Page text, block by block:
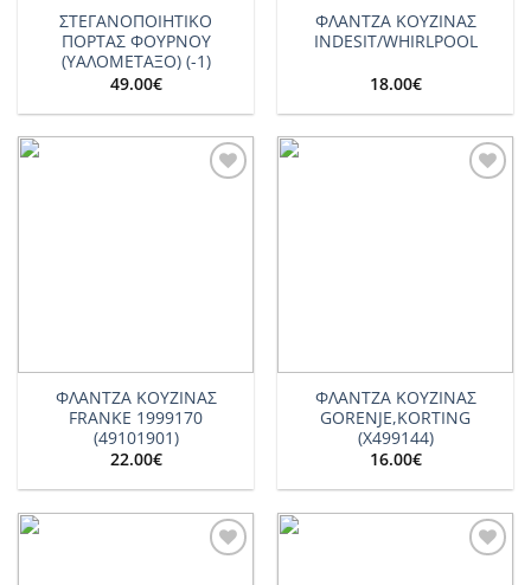
ΣΤΕΓΑΝΟΠΟΙΗΤΙΚΟ
ΠΟΡΤΑΣ ΦΟΥΡΝΟΥ
(ΥΑΛΟΜΕΤΑΞΟ) (-1)
49.00€
ΦΛΑΝΤΖΑ ΚΟΥΖΙΝΑΣ
INDESIT/WHIRLPOOL
18.00€
ΦΛΑΝΤΖΑ ΚΟΥΖΙΝΑΣ
FRANKE 1999170
(49101901)
22.00€
ΦΛΑΝΤΖΑ ΚΟΥΖΙΝΑΣ
GORENJE,KORTING
(X499144)
16.00€